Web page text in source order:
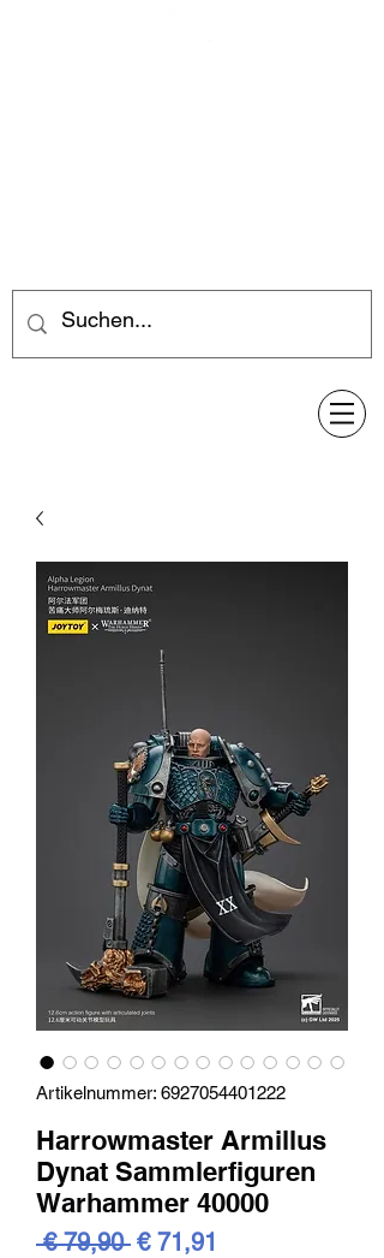
Artikelnummer: 6927054401222
Harrowmaster Armillus
Dynat Sammlerfiguren
Warhammer 40000
€ 79,90 Standardpreis
€ 71,91